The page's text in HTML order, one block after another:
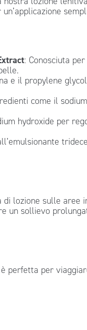
: Conosciuta
e il propylene
come il
hydroxide per
lozione sulle aree
un sollievo
perfetta per